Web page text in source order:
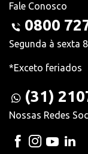
Fale Conosco
0800
Segunda à sexta
*Exceto feriados
(31)
Nossas Redes